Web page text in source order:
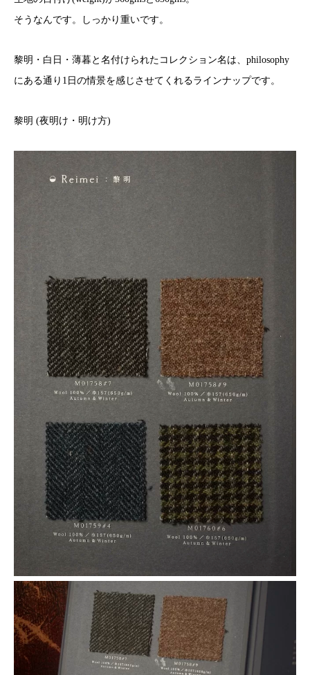
そうなんです。しっかり重いです。
黎明・白日・薄暮と名付けられたコレクション名は、philosophy
にある通り1日の情景を感じさせてくれるラインナップです。
黎明 (夜明け・明け方)